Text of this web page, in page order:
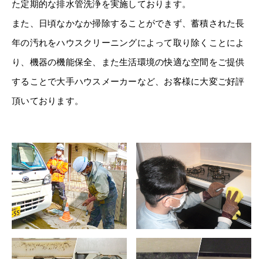
た定期的な排水管洗浄を実施しております。
また、日頃なかなか掃除することができず、蓄積された長
年の汚れをハウスクリーニングによって取り除くことによ
り、機器の機能保全、また生活環境の快適な空間をご提供
することで大手ハウスメーカーなど、お客様に大変ご好評
頂いております。